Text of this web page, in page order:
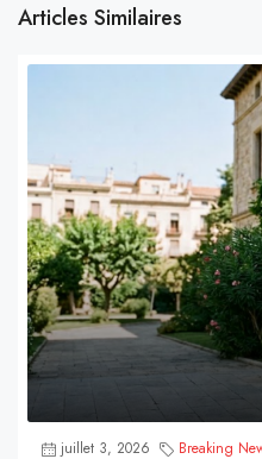
Articles Similaires
juillet 3, 2026 Breaking